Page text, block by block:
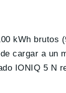
kWh brutos
cargar a un
IONIQ 5 N